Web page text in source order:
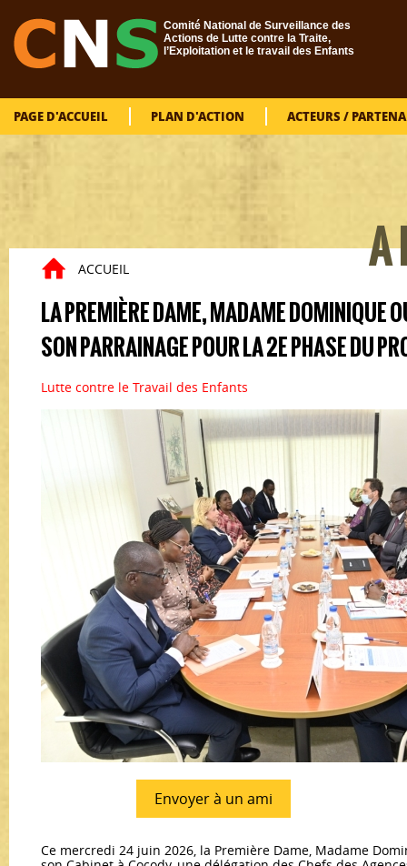
Comité National de Surveillance des
Actions de Lutte contre la Traite,
l’Exploitation et le travail des Enfants
PAGE D'ACCUEIL PLAN D'ACTION ACTEURS /
ACCUEIL A
LA PREMIÈRE DAME, MADAME DOMINIQUE
SON PARRAINAGE POUR LA 2E PHASE DU
Lutte contre le Travail des Enfants
Envoyer à un ami
Ce mercredi 24 juin 2026, la Première Dame, Madame